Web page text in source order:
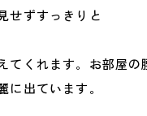
せずすっきりと
てくれます。お部屋の
に出ています。